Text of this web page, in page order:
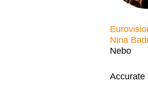
Nina
Nebo
Accurate